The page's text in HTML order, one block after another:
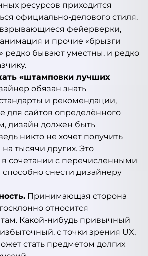
ресурсов приходится
официально-делового стиля.
взрывающиеся фейерверки,
и прочие «брызги
редко бывают уместны, и редко
«штамповки лучших
обязан знать
и рекомендации,
для сайтов определённого
дизайн должен быть
никто не хочет получить
тысячи других. Это
в сочетании с перечисленными
снести дизайнеру
Принимающая сторона
относится
Какой-нибудь привычный
избыточный, с точки зрения UX,
стать предметом долгих